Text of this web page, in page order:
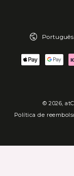
© 2026,
Política de
Métodos